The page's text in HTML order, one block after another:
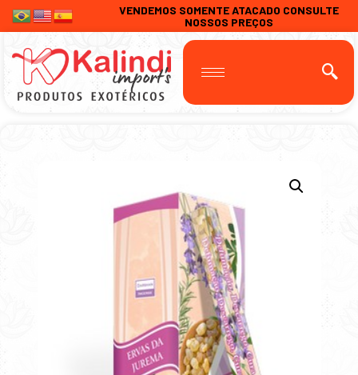
VENDEMOS SOMENTE ATACADO CONSULTE
NOSSOS PREÇOS